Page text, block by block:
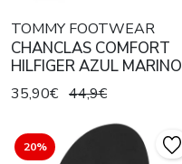
TOMMY FOOTWEAR
CHANCLAS COMFORT
HILFIGER AZUL MARINO
35,90€ 44,9€
20%